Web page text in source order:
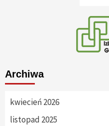
Archiwa
kwiecień 2026
listopad 2025